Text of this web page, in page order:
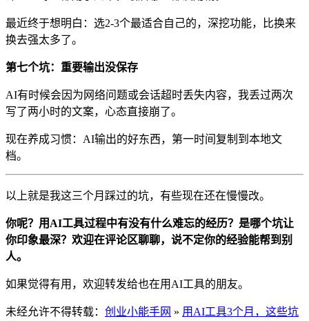
最近终于想明白：选2-3个最适合自己的，深挖功能，比换来
换去强太多了。
第七个坑：重要输出没保存
AI有时候会因为网络问题或会话超时丢失内容，我丢过两次
写了两小时的文案，心态直接崩了。
现在养成习惯：AI输出的好东西，第一时间复制到本地文
档。
以上就是我这三个月踩过的坑，有些现在还在慢慢改。
你呢？用AI工具过程中有没有什么难忘的经历？是哪个坑让
你印象最深？欢迎在评论区聊聊，说不定你的经验能帮到别
人。
如果觉得有用，欢迎转发给也在用AI工具的朋友。
未经允许不得转载： 创业小能手网 » 用AI工具3个月，这些坑